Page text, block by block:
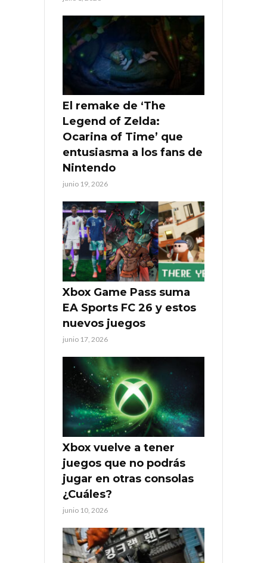
El remake de ‘The
Legend of Zelda:
Ocarina of Time’ que
entusiasma a los fans de
Nintendo
junio 19, 2026
Xbox Game Pass suma
EA Sports FC 26 y estos
nuevos juegos
junio 17, 2026
Xbox vuelve a tener
juegos que no podrás
jugar en otras consolas
¿Cuáles?
junio 10, 2026